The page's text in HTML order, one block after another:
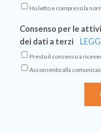
Ho letto e compreso la
Consenso per le
dei dati a terzi
Presto il consenso a
Acconsento alla